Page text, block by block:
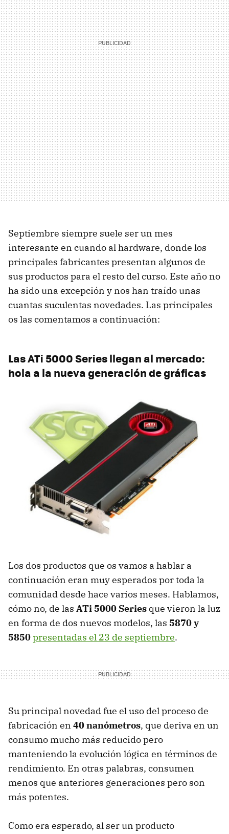
Septiembre siempre suele ser un mes
interesante en cuando al hardware, donde los
principales fabricantes presentan algunos de
sus productos para el resto del curso. Este año no
ha sido una excepción y nos han traído unas
cuantas suculentas novedades. Las principales
os las comentamos a continuación:
Las ATi 5000 Series llegan al mercado:
hola a la nueva generación de gráficas
Los dos productos que os vamos a hablar a
continuación eran muy esperados por toda la
comunidad desde hace varios meses. Hablamos,
cómo no, de las ATi 5000 Series que vieron la luz
en forma de dos nuevos modelos, las 5870 y
5850presentadas el 23 de septiembre.
Su principal novedad fue el uso del proceso de
fabricación en 40 nanómetros, que deriva en un
consumo mucho más reducido pero
manteniendo la evolución lógica en términos de
rendimiento. En otras palabras, consumen
menos que anteriores generaciones pero son
más potentes.
Como era esperado, al ser un producto